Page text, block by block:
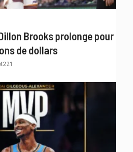
Brooks prolonge pour
de dollars